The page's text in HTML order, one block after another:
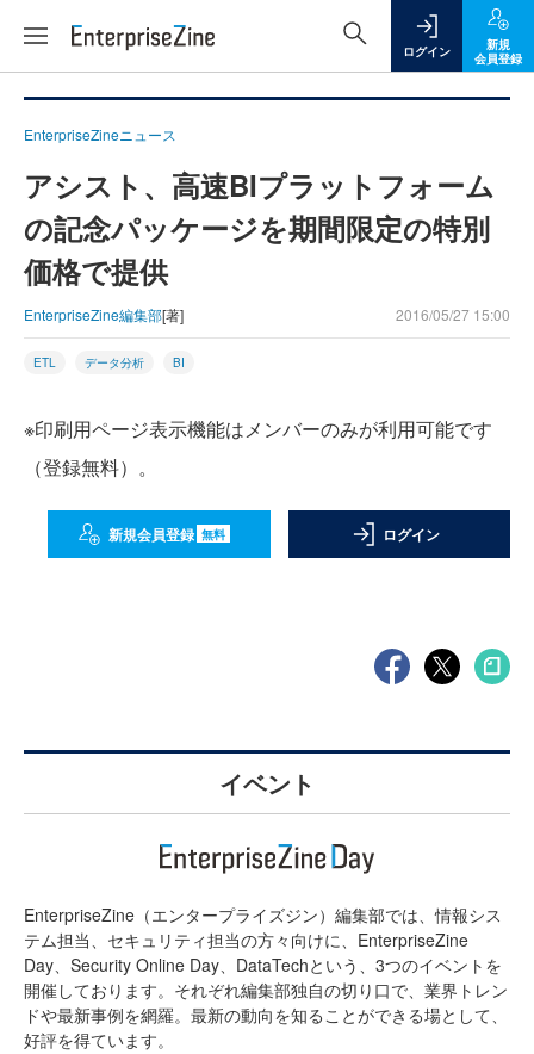
ログイン
新規
会員登録
EnterpriseZineニュース
アシスト、高速BIプラットフォーム
の記念パッケージを期間限定の特別
価格で提供
EnterpriseZine編集部[著] 2016/05/27 15:00
ETL データ分析 BI
※印刷用ページ表示機能はメンバーのみが利用可能です
（登録無料）。
新規会員登録 無料 ログイン
イベント
EnterpriseZine（エンタープライズジン）編集部では、情報シス
テム担当、セキュリティ担当の方々向けに、EnterpriseZine
Day、Security Online Day、DataTechという、3つのイベントを
開催しております。それぞれ編集部独自の切り口で、業界トレン
ドや最新事例を網羅。最新の動向を知ることができる場として、
好評を得ています。